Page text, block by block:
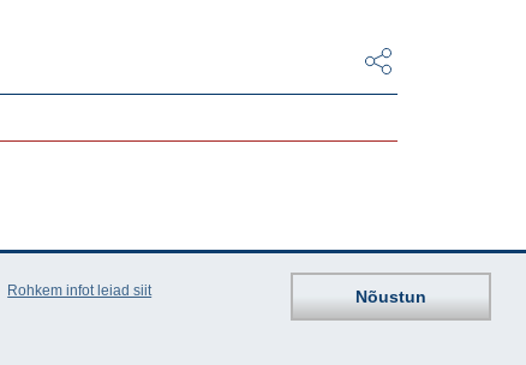
Rohkem infot leiad siit Nõustun